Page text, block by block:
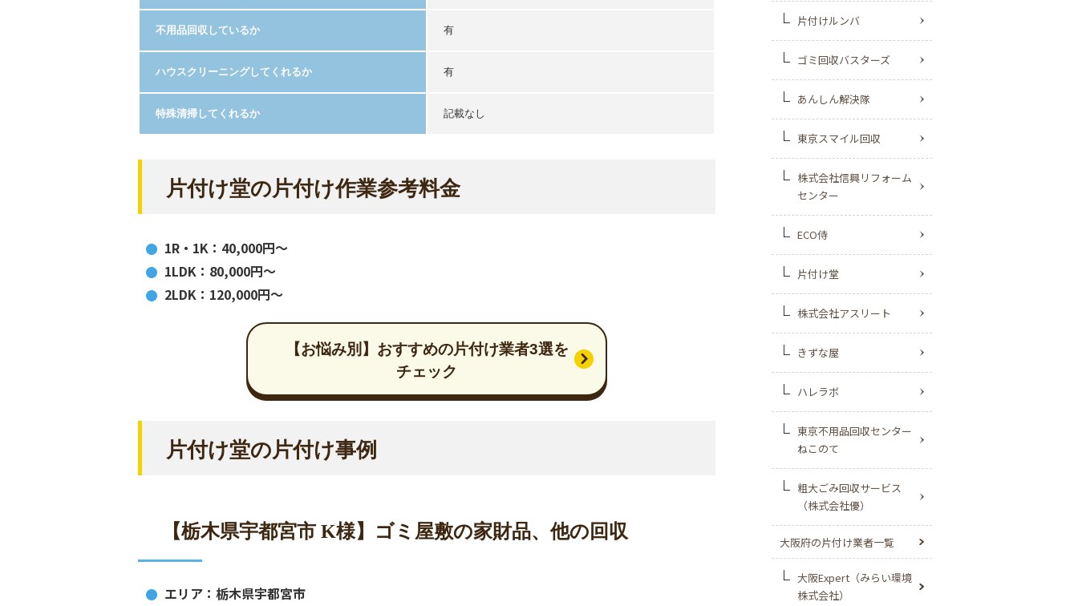
不用品回収しているか 有
ハウスクリーニングしてくれるか 有
特殊清掃してくれるか 記載なし
片付け堂の片付け作業参考料金
1R・1K：40,000円～
1LDK：80,000円～
2LDK：120,000円～
【お悩み別】おすすめの片付け業者3選を
チェック
片付け堂の片付け事例
【栃木県宇都宮市 K様】ゴミ屋敷の家財品、他の回収
エリア：栃木県宇都宮市
片付けルンバ
ゴミ回収バスターズ
あんしん解決隊
東京スマイル回収
株式会社信興リフォーム
センター
ECO侍
片付け堂
株式会社アスリート
きずな屋
ハレラボ
東京不⽤品回収センター
ねこのて
粗大ごみ回収サービス
（株式会社優）
大阪府の片付け業者一覧
大阪Expert（みらい環境
株式会社）